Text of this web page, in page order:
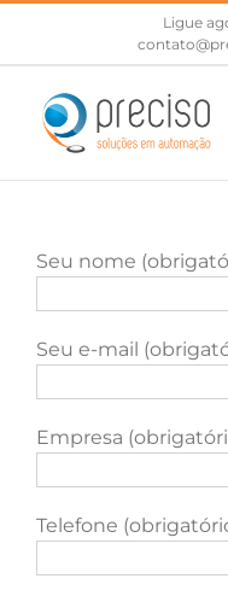
content
Ligue
Seu nome
Seu e-mail
Empresa
Telefone